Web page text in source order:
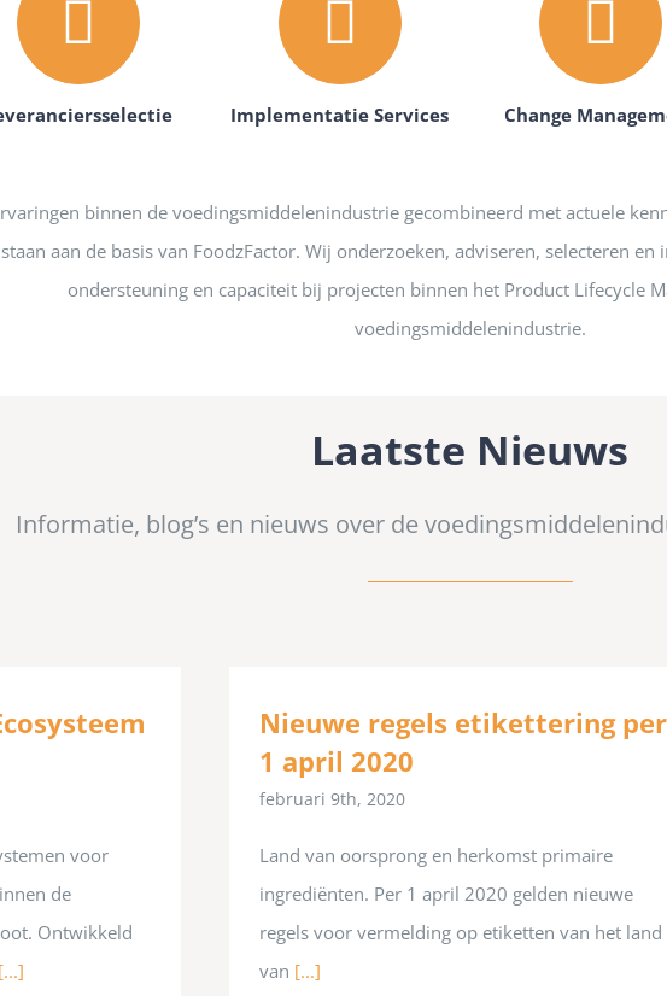
Implementatie Services Change
binnen de voedingsmiddelenindustrie gecombineerd met actuele
staan aan de basis van FoodzFactor. Wij onderzoeken, adviseren, selecteren
ondersteuning en capaciteit bij projecten binnen het Product Lifecycle
voedingsmiddelenindustrie.
Laatste Nieuws
Informatie, blog’s en nieuws over de
voor
de
Ontwikkeld
[...]
Nieuwe regels etikettering per
1 april 2020
februari 9th, 2020
Land van oorsprong en herkomst primaire
ingrediënten. Per 1 april 2020 gelden nieuwe
regels voor vermelding op etiketten van het land
van [...]